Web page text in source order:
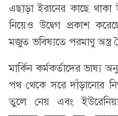
এছাড়া ইরানের কাছে থাকা
নিয়েও উদ্বেগ প্রকাশ
মজুত ভবিষ্যতে পরমাণু অস্ত্র
মার্কিন কর্মকর্তাদের ভাষ্য
পথ থেকে সরে দাঁড়ানোর
তুলে নেয় এবং